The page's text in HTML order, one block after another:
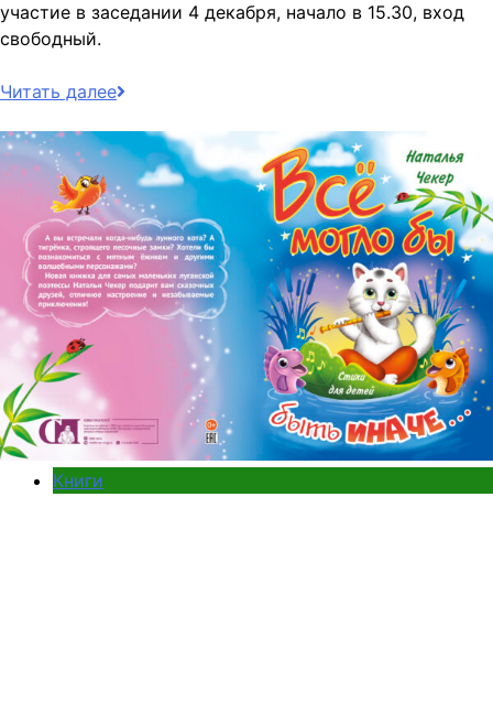
участие в заседании 4 декабря, начало в 15.30, вход
свободный.
Читать далее
Книги